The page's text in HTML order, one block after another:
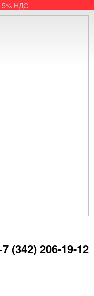
5% НДС
(342) 206-19-12